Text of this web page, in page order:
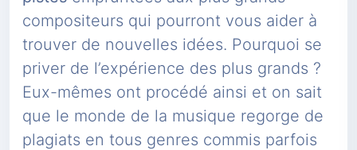
compositeurs qui pourront vous aider à
trouver de nouvelles idées. Pourquoi se
priver de l’expérience des plus grands ?
Eux-mêmes ont procédé ainsi et on sait
que le monde de la musique regorge de
plagiats en tous genres commis parfois